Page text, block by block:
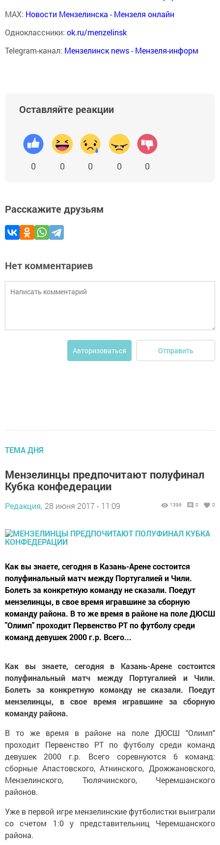
MAX: Новости Мензелинска - Мензеля онлайн
Одноклассники: ok.ru/menzelinsk
Telegram-канал: Мензелинск news - Мензеля-информ
Оставляйте реакции
0 0 0 0 0
Расскажите друзьям
Нет комментариев
Авторизоваться Отправить
ТЕМА ДНЯ
Мензелинцы предпочитают полуфинал
Кубка конфедерации
Редакция, 28 июня 2017 - 11:09 1396 0 0
Как вы знаете, сегодня в Казань-Арене состоится
полуфинальный матч между Португалией и Чили.
Болеть за конкретную команду не сказали. Поедут
мензелинцы, в свое время игравшине за сборную
команду района. В то же время в районе на поле ДЮСШ
"Олимп" проходит Первенство РТ по футболу среди
команд девушек 2000 г.р. Всего...
Как вы знаете, сегодня в Казань-Арене состоится
полуфинальный матч между Португалией и Чили.
Болеть за конкретную команду не сказали. Поедут
мензелинцы, в свое время игравшине за сборную
команду района.
В то же время в районе на поле ДЮСШ "Олимп"
проходит Первенство РТ по футболу среди команд
девушек 2000 г.р. Всего соревнуются 6 команд:
сборные Апастовского, Атнинского, Дрожжановского,
Мензелинского, Тюлячинского, Черемшанского
районов.
Уже в первой игре мензелинские футболистки выиграли
со счетом 1:0 у представительниц Черемшанского
района.